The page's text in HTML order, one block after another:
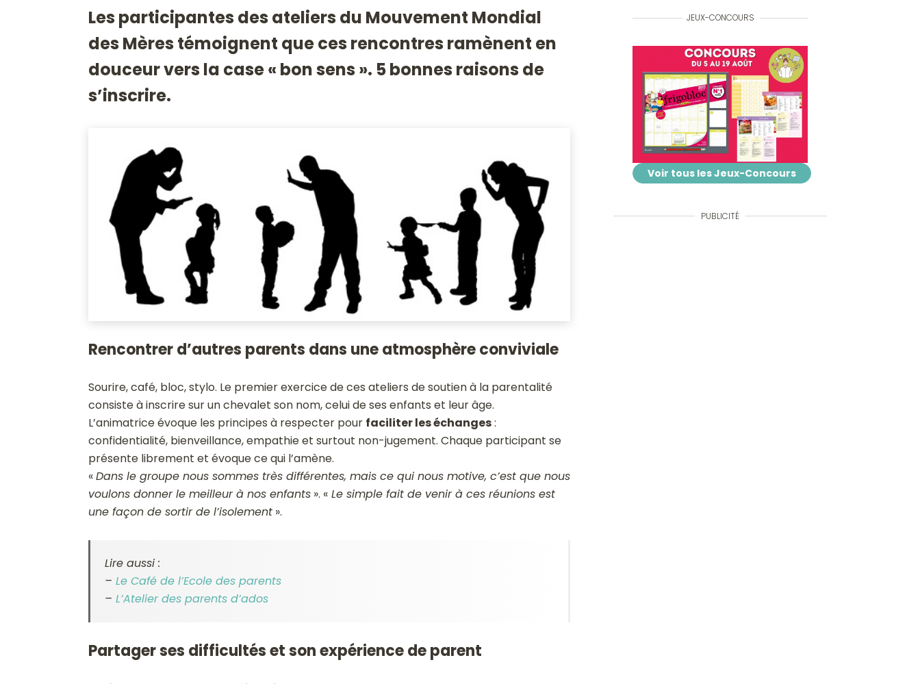
Les participantes des ateliers du Mouvement Mondial
des Mères témoignent que ces rencontres ramènent en
douceur vers la case « bon sens ». 5 bonnes raisons de
s’inscrire.
Rencontrer d’autres parents dans une atmosphère conviviale
Sourire, café, bloc, stylo. Le premier exercice de ces ateliers de soutien à la parentalité
consiste à inscrire sur un chevalet son nom, celui de ses enfants et leur âge.
L’animatrice évoque les principes à respecter pour faciliter les échanges:
confidentialité, bienveillance, empathie et surtout non-jugement. Chaque participant se
présente librement et évoque ce qui l’amène.
«Dans le groupe nous sommes très différentes, mais ce qui nous motive, c’est que nous
voulons donner le meilleur à nos enfants». «Le simple fait de venir à ces réunions est
une façon de sortir de l’isolement».
Lire aussi :
– Le Café de l’Ecole des parents
– L’Atelier des parents d’ados
Partager ses difficultés et son expérience de parent
JEUX-CONCOURS
Voir tous les Jeux-Concours
PUBLICITÉ